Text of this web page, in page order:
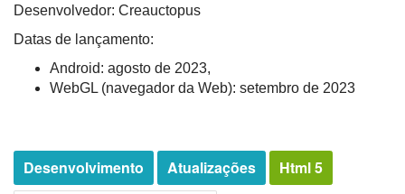
Desenvolvedor: Creauctopus
Datas de lançamento:
Android: agosto de 2023,
WebGL (navegador da Web): setembro de 2023
Desenvolvimento Atualizações
Html 5